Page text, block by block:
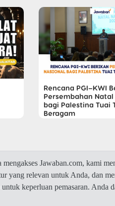
Rencana PGI–KWI
Persembahan Natal
bagi Palestina Tuai
Beragam
Jawaban.com, kami
yang relevan untuk Anda, dan
keperluan pemasaran. Anda
©